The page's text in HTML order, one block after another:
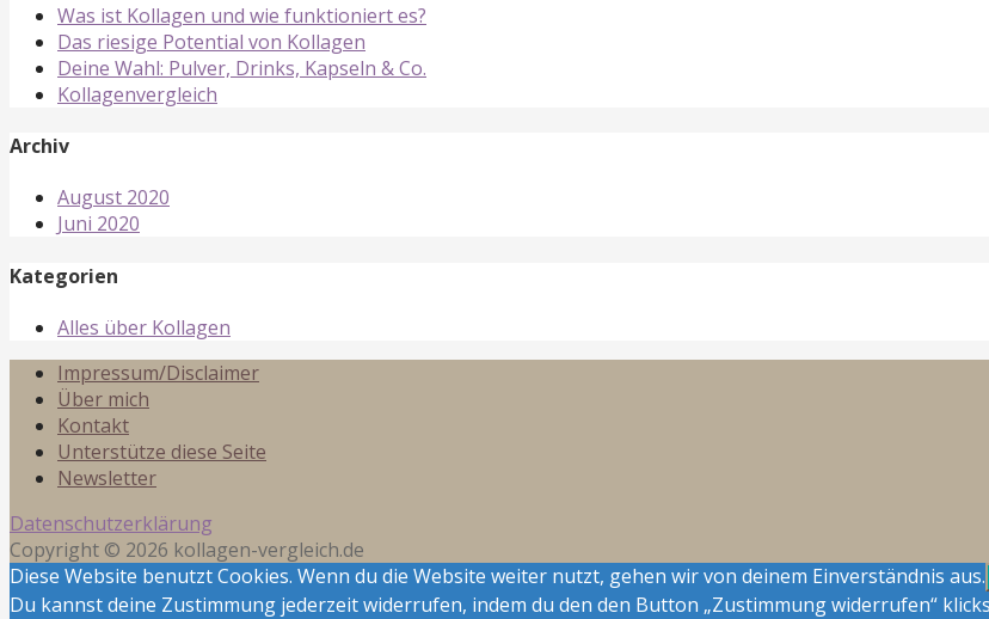
Was ist Kollagen und wie funktioniert es?
Das riesige Potential von Kollagen
Deine Wahl: Pulver, Drinks, Kapseln & Co.
Kollagenvergleich
Archiv
August 2020
Juni 2020
Kategorien
Alles über Kollagen
Impressum/Disclaimer
Über mich
Kontakt
Unterstütze diese Seite
Newsletter
Datenschutzerklärung
Copyright © 2026 kollagen-vergleich.de
Diese Website benutzt Cookies. Wenn du die Website weiter nutzt, gehen wir von deinem Einverständnis aus.
Du kannst deine Zustimmung jederzeit widerrufen, indem du den den Button „Zustimmung widerrufen“